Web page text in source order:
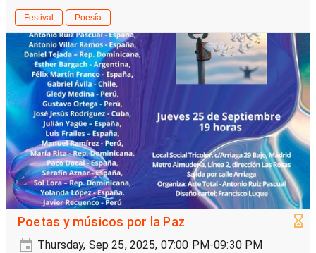
Festival Poesía
Poetas y músicos por la Paz
Thursday, Sep 25, 2025, 07:00 PM-09:30 PM